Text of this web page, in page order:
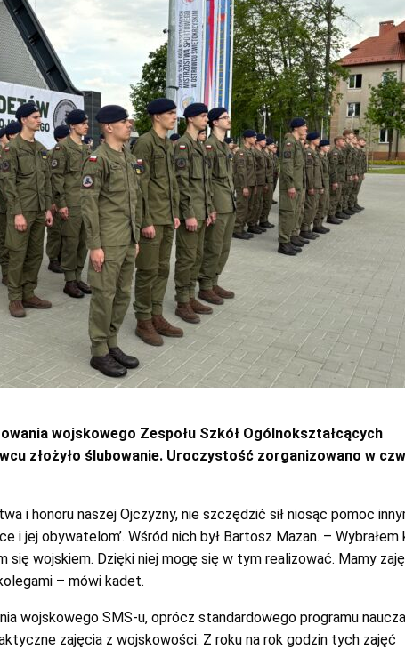
wojskowego Zespołu Szkół Ogólnokształcących
złożyło ślubowanie. Uroczystość zorganizowano w
i honoru naszej Ojczyzny, nie szczędzić sił niosąc pomoc
i jej obywatelom’. Wśród nich był Bartosz Mazan. – Wybrałem
się wojskiem. Dzięki niej mogę się w tym realizować. Mamy
– mówi kadet.
wojskowego SMS-u, oprócz standardowego programu
zajęcia z wojskowości. Z roku na rok godzin tych zajęć